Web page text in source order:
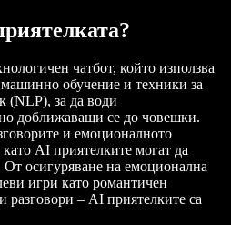
чатбот, който използва
обучение и техники за
(NLP), за да води
доближаващи се до човешки.
и емоционалното
AI приятелките могат да
осигуряване на емоционална
игри като романтичен
разговори – AI приятелките са